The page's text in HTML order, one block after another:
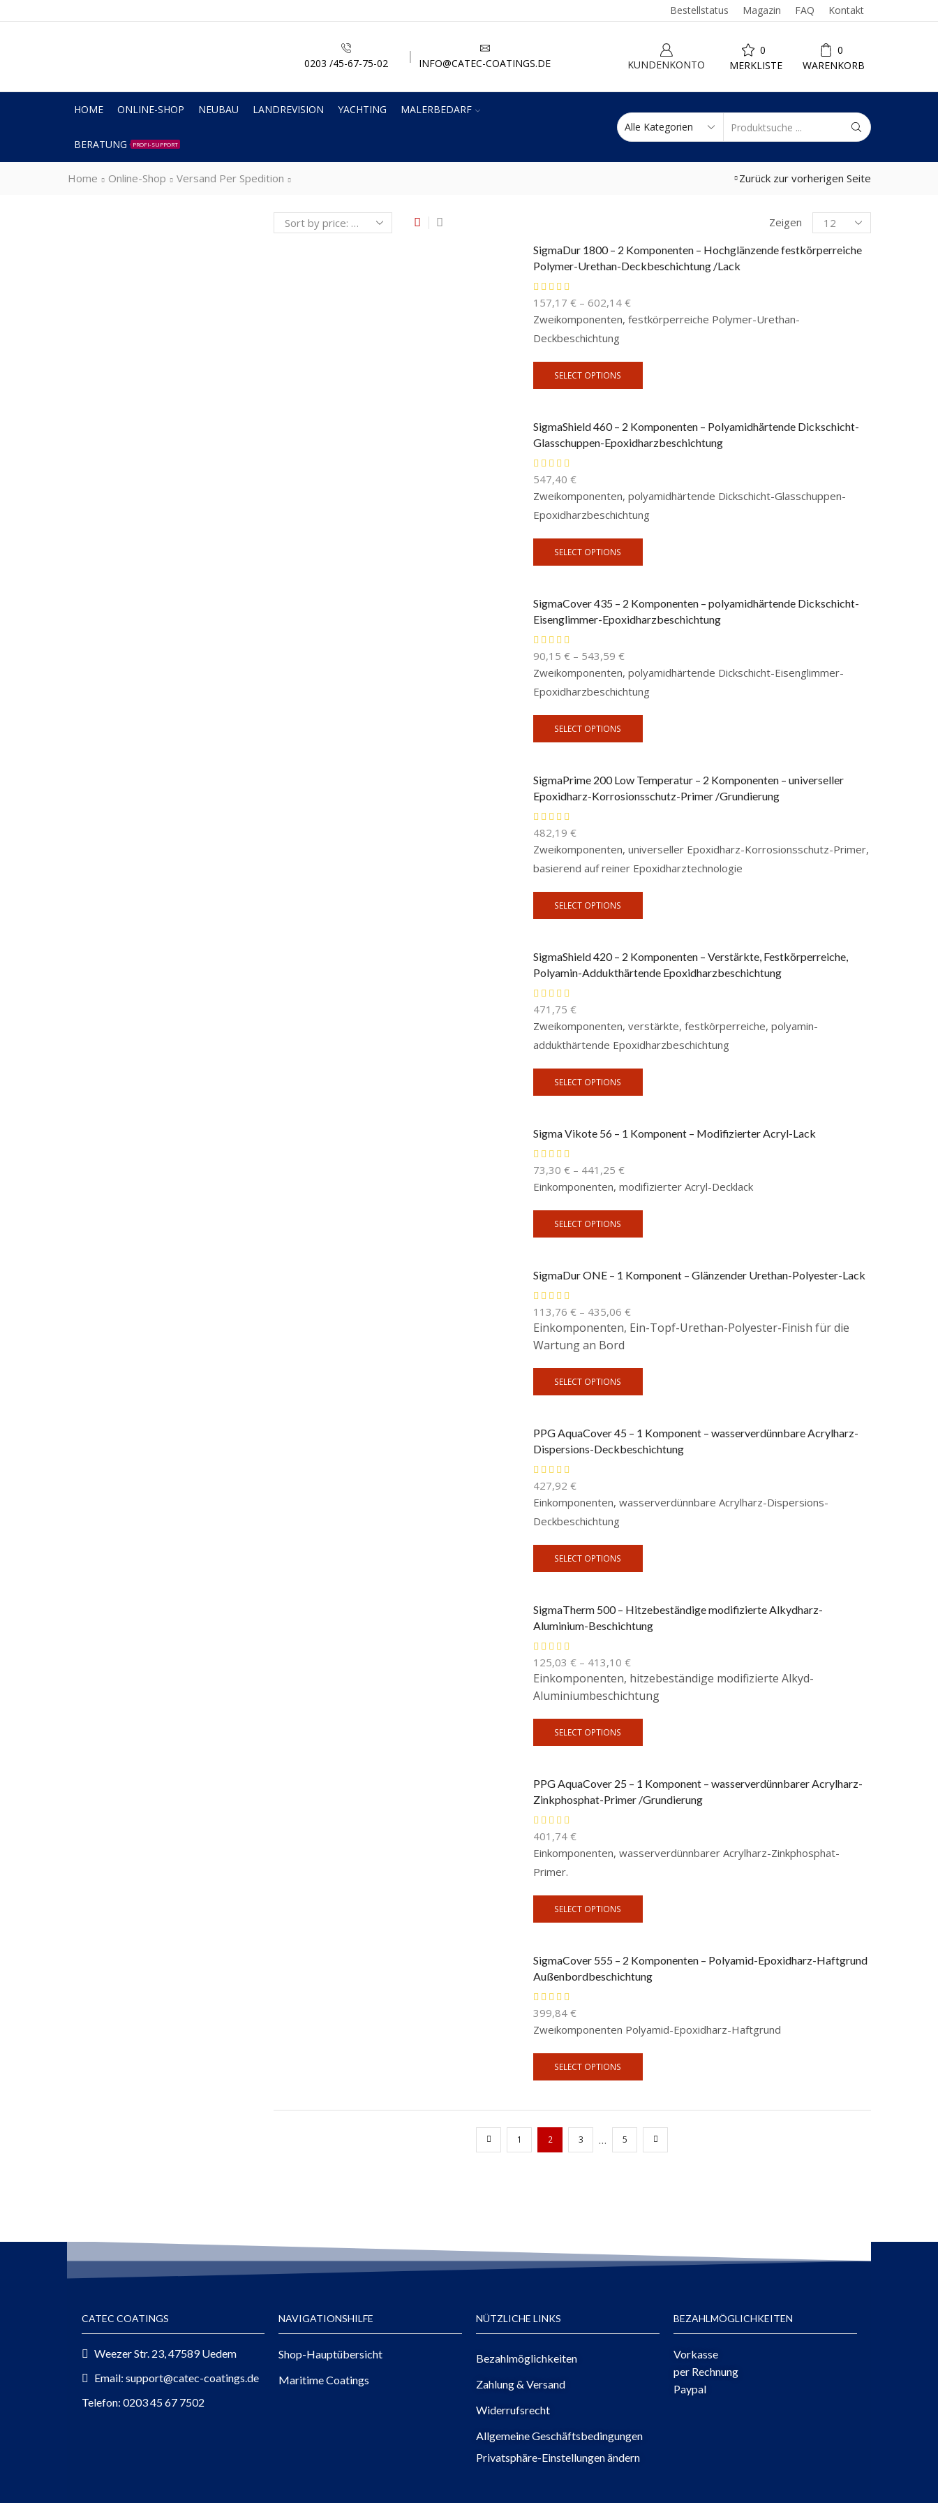
Bestellstatus Magazin FAQ Kontakt
0203 /45-67-75-02 INFO@CATEC-COATINGS.DE KUNDENKONTO
0
MERKLISTE
0
WARENKORB
HOME ONLINE-SHOP NEUBAU LANDREVISION YACHTING MALERBEDARF
BERATUNG PROFI-SUPPORT
Home Online-Shop Versand Per Spedition Zurück zur vorherigen Seite
Zeigen
SigmaDur 1800 – 2 Komponenten – Hochglänzende festkörperreiche
Polymer-Urethan-Deckbeschichtung /Lack
157,17 €– 602,14 €
Zweikomponenten, festkörperreiche Polymer-Urethan-
Deckbeschichtung
SELECT OPTIONS
SigmaShield 460 – 2 Komponenten – Polyamidhärtende Dickschicht-
Glasschuppen-Epoxidharzbeschichtung
547,40 €
Zweikomponenten, polyamidhärtende Dickschicht-Glasschuppen-
Epoxidharzbeschichtung
SELECT OPTIONS
SigmaCover 435 – 2 Komponenten – polyamidhärtende Dickschicht-
Eisenglimmer-Epoxidharzbeschichtung
90,15 €– 543,59 €
Zweikomponenten, polyamidhärtende Dickschicht-Eisenglimmer-
Epoxidharzbeschichtung
SELECT OPTIONS
SigmaPrime 200 Low Temperatur – 2 Komponenten – universeller
Epoxidharz-Korrosionsschutz-Primer /Grundierung
482,19 €
Zweikomponenten, universeller Epoxidharz-Korrosionsschutz-Primer,
basierend auf reiner Epoxidharztechnologie
SELECT OPTIONS
SigmaShield 420 – 2 Komponenten – Verstärkte, Festkörperreiche,
Polyamin-Addukthärtende Epoxidharzbeschichtung
471,75 €
Zweikomponenten, verstärkte, festkörperreiche, polyamin-
addukthärtende Epoxidharzbeschichtung
SELECT OPTIONS
Sigma Vikote 56 – 1 Komponent – Modifizierter Acryl-Lack
73,30 €– 441,25 €
Einkomponenten, modifizierter Acryl-Decklack
SELECT OPTIONS
SigmaDur ONE – 1 Komponent – Glänzender Urethan-Polyester-Lack
113,76 €– 435,06 €
Einkomponenten, Ein-Topf-Urethan-Polyester-Finish für die
Wartung an Bord
SELECT OPTIONS
PPG AquaCover 45 – 1 Komponent – wasserverdünnbare Acrylharz-
Dispersions-Deckbeschichtung
427,92 €
Einkomponenten, wasserverdünnbare Acrylharz-Dispersions-
Deckbeschichtung
SELECT OPTIONS
SigmaTherm 500 – Hitzebeständige modifizierte Alkydharz-
Aluminium-Beschichtung
125,03 €– 413,10 €
Einkomponenten, hitzebeständige modifizierte Alkyd-
Aluminiumbeschichtung
SELECT OPTIONS
PPG AquaCover 25 – 1 Komponent – wasserverdünnbarer Acrylharz-
Zinkphosphat-Primer /Grundierung
401,74 €
Einkomponenten, wasserverdünnbarer Acrylharz-Zinkphosphat-
Primer.
SELECT OPTIONS
SigmaCover 555 – 2 Komponenten – Polyamid-Epoxidharz-Haftgrund
Außenbordbeschichtung
399,84 €
Zweikomponenten Polyamid-Epoxidharz-Haftgrund
SELECT OPTIONS
1 2 3 … 5
Beratung unter:
info@catec-coatings.de
Laderäume (8)
Ölführende Bereiche
Überwasserbereich (21)
Deckanstrich (26)
Grundanstrich
Zweikomponenten (18)
GEBINDEGRÖSSE
CATEC COATINGS
Weezer Str. 23, 47589 Uedem
Email: support@catec-coatings.de
Telefon: 0203 45 67 7502
NAVIGATIONSHILFE
Shop-Hauptübersicht
Maritime Coatings
NÜTZLICHE LINKS
Bezahlmöglichkeiten
Zahlung & Versand
Widerrufsrecht
Allgemeine Geschäftsbedingungen
Privatsphäre-Einstellungen ändern
BEZAHLMÖGLICHKEITEN
Vorkasse
per Rechnung
Paypal